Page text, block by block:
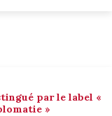
par le label «
»